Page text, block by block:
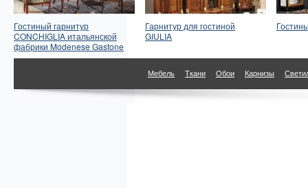
Гостиный гарнитур
CONCHIGLIA итальянской
фабрики Modenese Gastone
Гарнитур для гостиной
GIULIA
Мебель Ткани Обои Карнизы